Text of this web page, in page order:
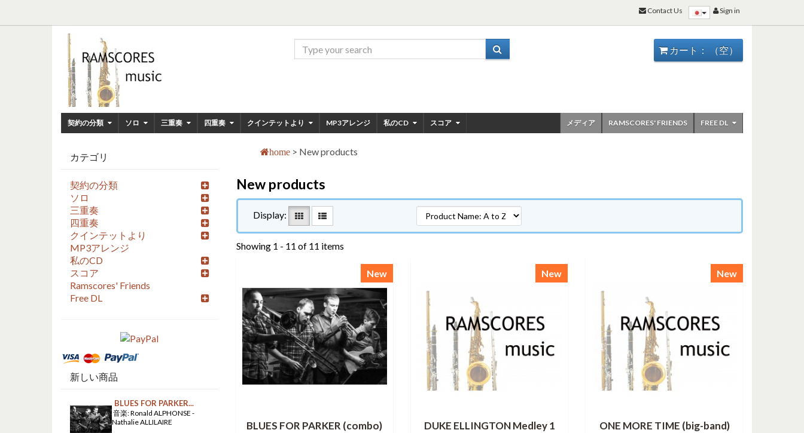
カート： （空）
契約の分類 ソロ 三重奏 四重奏 クインテットより MP3アレンジ 私のCD スコア FREE DL
RAMSCORES' FRIENDS
メディア
home > New products
New products
Display:
Showing 1 - 11 of 11 items
New
BLUES FOR PARKER (combo)
New
DUKE ELLINGTON Medley 1
New
ONE MORE TIME (big-band)
カテゴリ
契約の分類
ソロ
三重奏
四重奏
クインテットより
MP3アレンジ
私のCD
スコア
Ramscores' Friends
Free DL
新しい商品
BLUES FOR PARKER...
音楽: Ronald ALPHONSE -
Nathalie ALLILAIRE
Sign in
Contact Us